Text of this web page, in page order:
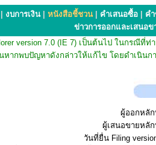
งบการเงิน หนังสือชี้ชวน คำเสนอซื้อ
ค
ข่าวการออกและเสนอข
version 7.0 (IE 7) เป็นต้นไป ในกรณี
ากพบปัญหาดังกล่าวให้แก้ไข โดยดำเนินก
ผู้ออกหลั
ผู้เสนอขายหลั
วันที่ยื่น Filing